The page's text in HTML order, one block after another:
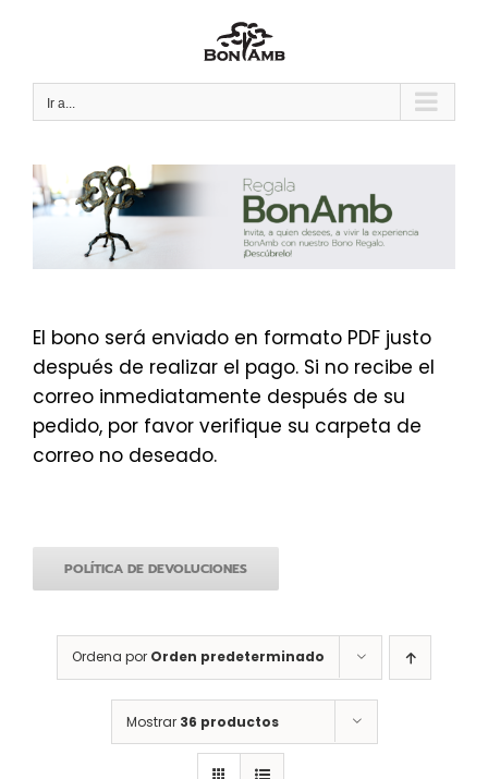
Ir a...
El bono será enviado en formato PDF justo
después de realizar el pago. Si no recibe el
correo inmediatamente después de su
pedido, por favor verifique su carpeta de
correo no deseado.
POLÍTICA DE DEVOLUCIONES
Ordena por Orden predeterminado
Mostrar 36 productos